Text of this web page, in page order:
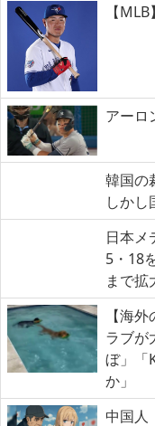
【
アーロ
韓国の
しかし
日本メ
5・18
まで拡
【海
ラブ
ぼ」「
か」
中国人